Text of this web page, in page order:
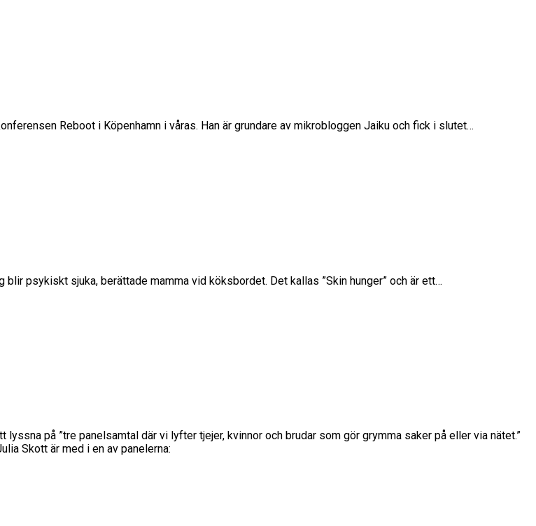
Reboot i Köpenhamn i våras. Han är grundare av mikrobloggen Jaiku och fick i slutet…
psykiskt sjuka, berättade mamma vid köksbordet. Det kallas ”Skin hunger” och är ett…
på ”tre panelsamtal där vi lyfter tjejer, kvinnor och brudar som gör grymma saker på eller via nätet.”
Skott är med i en av panelerna: